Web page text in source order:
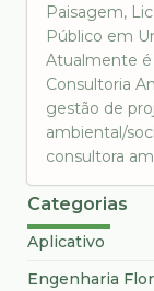
Paisagem,
Público em
Atualmente é
Consultoria
gestão de
ambiental/
consultora
Categorias
Aplicativo
Engenharia